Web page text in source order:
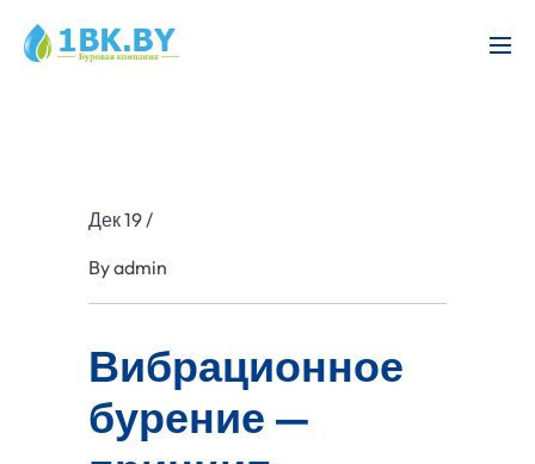
Дек 19/
Byadmin
Вибрационное
бурение —